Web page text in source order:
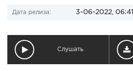
Дата релиза: 3-06-2022, 06:41
Слушать